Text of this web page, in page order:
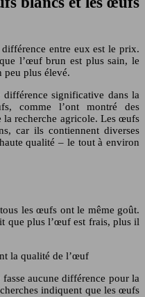
entre eux est le prix.
l’œuf brun est plus sain, le
plus élevé.
significative dans la
comme l’ont montré des
la recherche agricole. Les œufs
car ils contiennent diverses
qualité – le tout à environ
les œufs ont le même goût.
que plus l’œuf est frais, plus il
la qualité de l’œuf
aucune différence pour la
indiquent que les œufs